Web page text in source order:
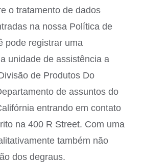
o tratamento de dados
na nossa Política de
pode registrar uma
unidade de assistência a
de Produtos Do
de assuntos do
entrando em contato
na 400 R Street. Com uma
também não
dos degraus.